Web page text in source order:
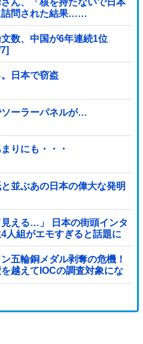
詰問された結果……
数、中国が6年連続1位
日本で窃盗
ソーラーパネルが…
りにも・・・
並ぶあの日本の偉大な発明
える…」 日本の街頭インタ
人組がエモすぎると話題に
五輪銅メダル剥奪の危機！
越えてIOCの調査対象にな